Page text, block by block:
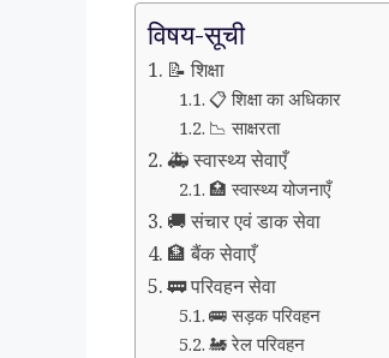
विषय-सूची
📝 शिक्षा
📋 शिक्षा का अधिकार
📉 साक्षरता
🚑 स्वास्थ्य सेवाएँ
🏥 स्वास्थ्य योजनाएँ
🚚 संचार एवं डाक सेवा
🏦 बैंक सेवाएँ
🚃 परिवहन सेवा
🚌 सड़क परिवहन
🚂 रेल परिवहन